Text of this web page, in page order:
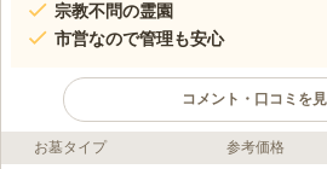
宗教不問の霊園
市営なので管理も安心
コメント・口コミを
ライフドット編集部のコメント
お墓タイプ 参考価格